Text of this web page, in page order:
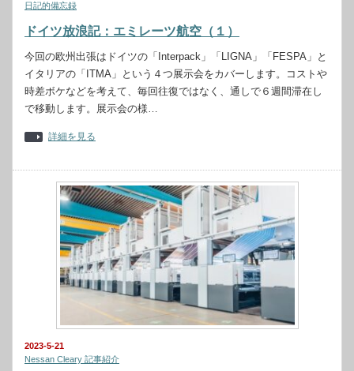
日記的備忘録
ドイツ放浪記：エミレーツ航空（１）
今回の欧州出張はドイツの「Interpack」「LIGNA」「FESPA」と
イタリアの「ITMA」という４つ展示会をカバーします。コストや
時差ボケなどを考えて、毎回往復ではなく、通しで６週間滞在し
で移動します。展示会の様…
詳細を見る
2023-5-21
Nessan Cleary 記事紹介